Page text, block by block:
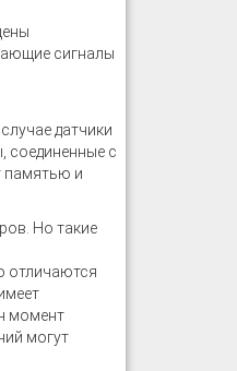
сигналы
датчики
соединенные с
памятью и
Но такие
отличаются
момент
могут